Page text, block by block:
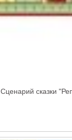
Сценарий сказки